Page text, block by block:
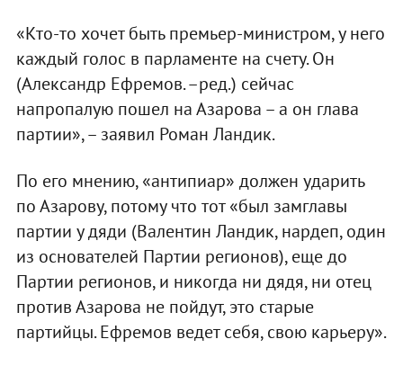
«Кто-то хочет быть премьер-министром, у него
каждый голос в парламенте на счету. Он
(Александр Ефремов. –ред.) сейчас
напропалую пошел на Азарова – а он глава
партии», – заявил Роман Ландик.
По его мнению, «антипиар» должен ударить
по Азарову, потому что тот «был замглавы
партии у дяди (Валентин Ландик, нардеп, один
из основателей Партии регионов), еще до
Партии регионов, и никогда ни дядя, ни отец
против Азарова не пойдут, это старые
партийцы. Ефремов ведет себя, свою карьеру».